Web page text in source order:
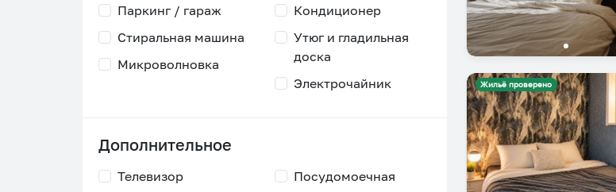
Паркинг / гараж
Кондиционер
Стиральная машина
Микроволновка
Утюг и гладильная
доска
Электрочайник
Дополнительное
Телевизор
Посудомоечная
Жильё проверено